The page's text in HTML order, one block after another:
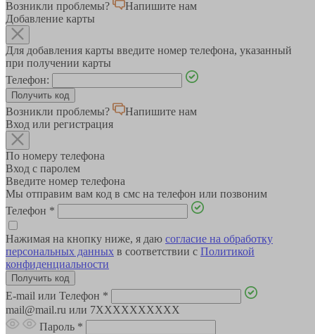
Возникли проблемы?
Напишите нам
Добавление карты
Для добавления карты введите номер телефона, указанный
при получении карты
Телефон:
Возникли проблемы?
Напишите нам
Вход или регистрация
По номеру телефона
Вход с паролем
Введите номер телефона
Мы отправим вам код в смс на телефон или позвоним
Телефон *
Нажимая на кнопку ниже, я даю согласие на обработку
персональных данных в соответствии с Политикой
конфиденциальности
E-mail или Телефон *
mail@mail.ru или 7XXXXXXXXXX
Пароль *